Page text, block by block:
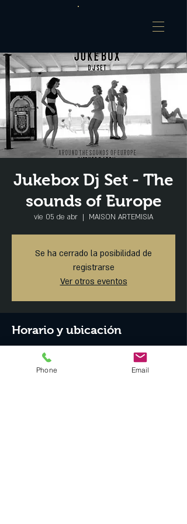
Jukebox Dj Set - The
sounds of Europe
vie 05 de abr
  |
MAISON ARTEMISIA
Se ha cerrado la posibilidad de
registrarse
Ver otros eventos
Horario y ubicación
05 abr 2019, 7:30 p.m. – 06 abr 2019, 2:00 a.m.
MAISON ARTEMISIA, Tonalá 23, Roma Norte,
Ciudad de México, CDMX, México
Phone Email